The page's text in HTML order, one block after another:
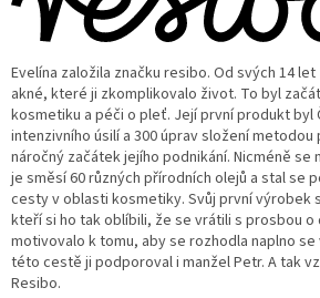
Evelína založila značku resibo. Od svých 14
akné, které ji zkomplikovalo život. To byl
kosmetiku a péči o pleť. Její první produkt byl
intenzivního úsilí a 300 úprav složení
náročný začátek jejího podnikání. Nicméně se
je směsí 60 různých přírodních olejů a stal se
cesty v oblasti kosmetiky. Svůj první výrobek
kteří si ho tak oblíbili, že se vrátili s prosbou o
motivovalo k tomu, aby se rozhodla naplno se
této cestě ji podporoval i manžel Petr. A tak
Resibo.